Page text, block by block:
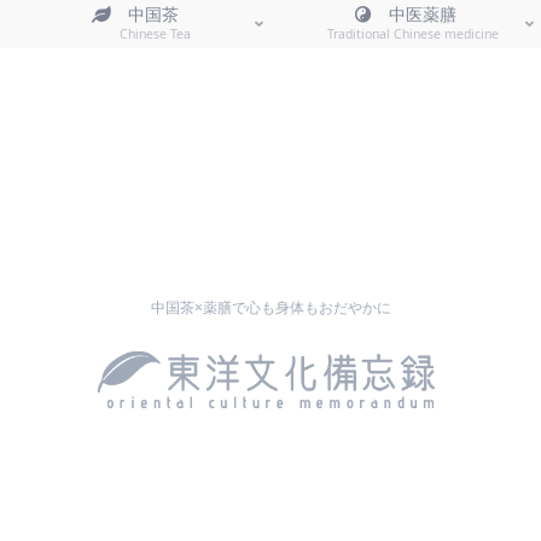
中国茶×薬膳で心も身体もおだやかに
中国茶
Chinese Tea
中医薬膳
Traditional Chinese medicine